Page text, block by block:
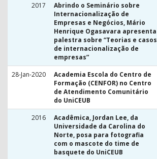
2017
Abrindo o Seminário sobre
Internacionalização de
Empresas e Negócios, Mário
Henrique Ogasavara apresenta
palestra sobre “Teorias e casos
de internacionalização de
empresas”
28-Jan-2020
Academia Escola do Centro de
Formação (CENFOR) no Centro
de Atendimento Comunitário
do UniCEUB
2016
Acadêmica, Jordan Lee, da
Universidade da Carolina do
Norte, posa para fotografia
com o mascote do time de
basquete do UniCEUB